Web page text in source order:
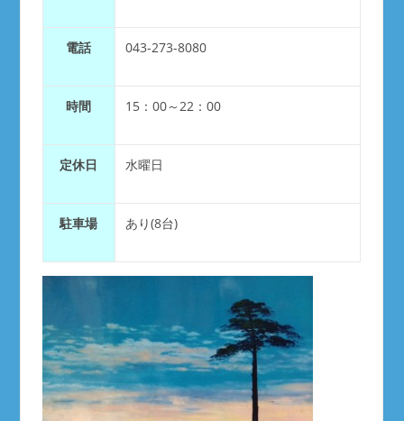
電話 043-273-8080
時間 15：00～22：00
定休日 水曜日
駐車場 あり(8台)